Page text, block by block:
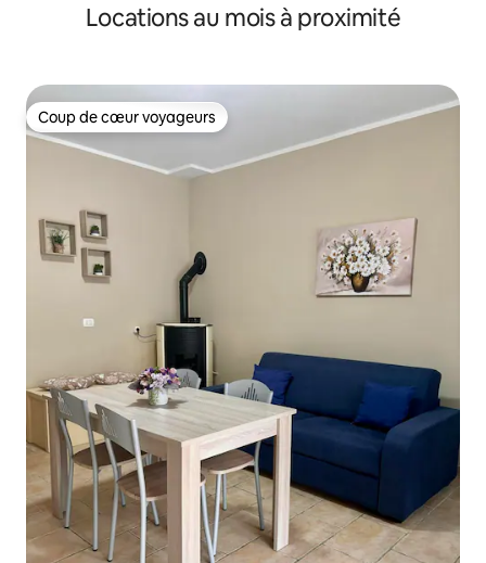
Locations au mois à proximité
Coup de cœur voyageurs
Coup de cœur voyageurs